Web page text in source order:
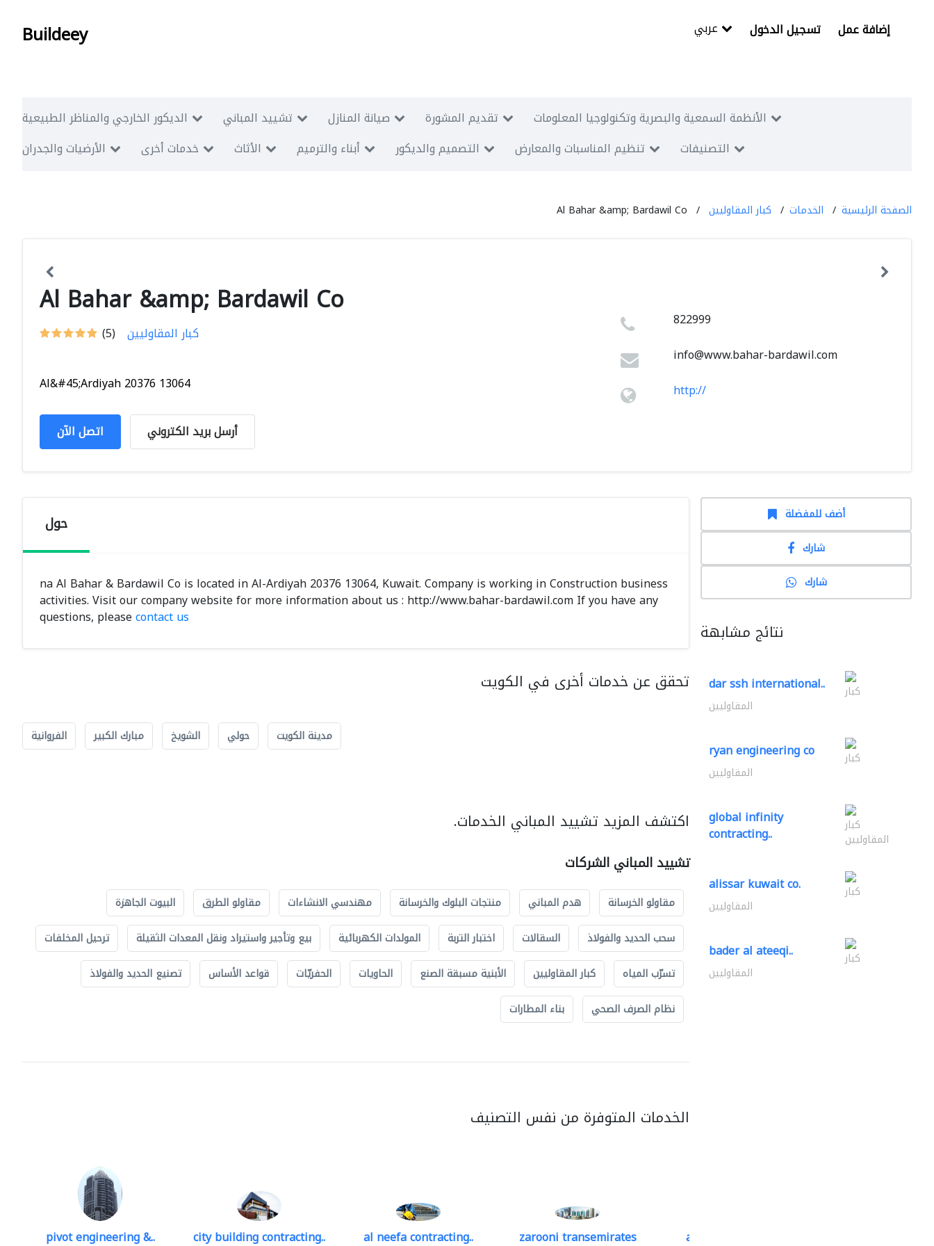
Buildeey تسجيل الدخول إضافة عمل
الديكور الخارجي والمناظر الطبيعية تشييد المباني صيانة المنازل تقديم المشورة
الأنظمة السمعية والبصرية وتكنولوجيا المعلومات
الأرضيات والجدران
خدمات أخرى الأثاث أبناء والترميم التصميم والديكور تنظيم المناسبات والمعارض التصنيفات
الصفحة الرئيسية الخدمات كبار المقاوليين Al Bahar &amp; Bardawil Co
Al Bahar &amp; Bardawil Co
(5) كبار المقاوليين
Al&#45;Ardiyah 20376 13064
اتصل الآن أرسل بريد الكتروني
822999
info@www.bahar-bardawil.com
http://
حول
na Al Bahar & Bardawil Co is located in Al-Ardiyah 20376 13064, Kuwait. Company is working in Construction business
activities. Visit our company website for more information about us : http://www.bahar-bardawil.com If you have any
questions, pleasecontact us
تحقق عن خدمات أخرى في الكويت
مدينة الكويت حولي الشويخ مبارك الكبير الفروانية
اكتشف المزيد تشييد المباني الخدمات.
تشييد المباني الشركات
مقاولو الخرسانة هدم المباني منتجات البلوك والخرسانة مهندسي الانشاءات مقاولو الطرق
البيوت الجاهزة
سحب الحديد والفولاذ
السقالات اختبار التربة المولدات الكهربائية بيع وتأجير واستيراد ونقل المعدات الثقيلة
ترحيل المخلفات
تسرّب المياه
كبار المقاوليين الأبنية مسبقة الصنع الحاويات الحفريّات قواعد الأساس
تصنيع الحديد والفولاذ
نظام الصرف الصحي
بناء المطارات
الخدمات المتوفرة من نفس التصنيف
pivot engineering &.. city building contracting.. al neefa contracting.. zarooni transemirates accurate bldh cont..
أضف للمفضلة
شارك
شارك
نتائج مشابهة
dar ssh international.. كبار
المقاوليين
ryan engineering co كبار
المقاوليين
global infinity
contracting.. كبار
المقاوليين
alissar kuwait co. كبار
المقاوليين
bader al ateeqi.. كبار
المقاوليين